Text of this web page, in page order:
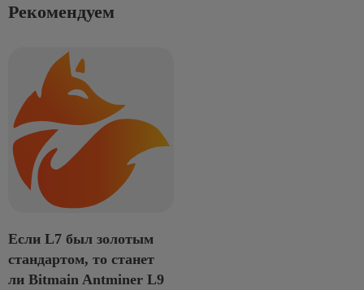
Рекомендуем
Если L7 был золотым
стандартом, то станет
ли Bitmain Antminer L9